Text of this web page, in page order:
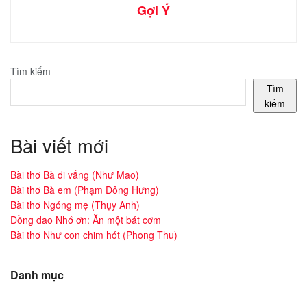
Gợi Ý
Tìm kiếm
Tìm
kiếm
Bài viết mới
Bài thơ Bà đi vắng (Như Mao)
Bài thơ Bà em (Phạm Đông Hưng)
Bài thơ Ngóng mẹ (Thụy Anh)
Đồng dao Nhớ ơn: Ăn một bát cơm
Bài thơ Như con chim hót (Phong Thu)
Danh mục